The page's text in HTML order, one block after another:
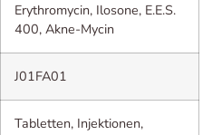
Erythromycin, Ilosone, E.E.S.
400, Akne-Mycin
J01FA01
Tabletten, Injektionen,